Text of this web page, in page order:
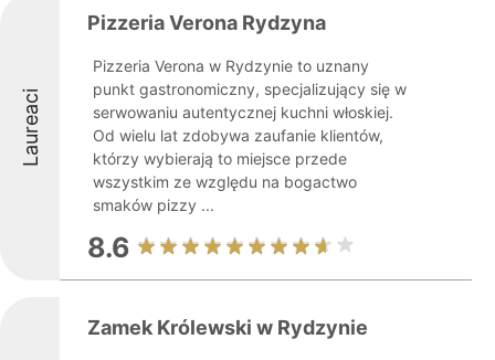
Laureaci
Pizzeria Verona Rydzyna
Pizzeria Verona w Rydzynie to uznany
punkt gastronomiczny, specjalizujący się w
serwowaniu autentycznej kuchni włoskiej.
Od wielu lat zdobywa zaufanie klientów,
którzy wybierają to miejsce przede
wszystkim ze względu na bogactwo
smaków pizzy ...
8.6
Zamek Królewski w Rydzynie